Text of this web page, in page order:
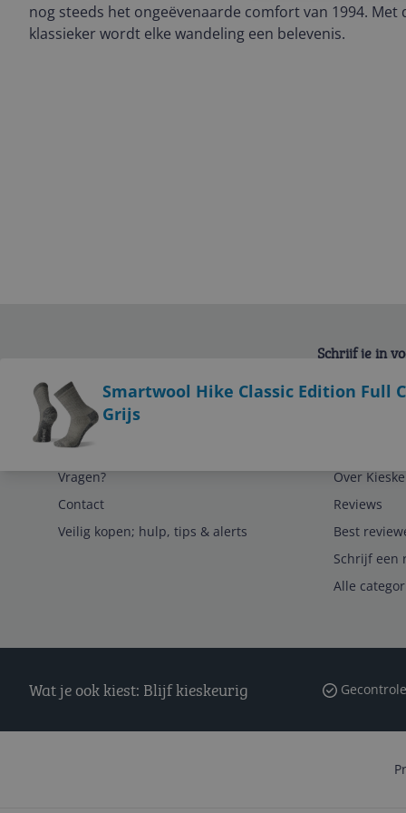
nog steeds het ongeëvenaarde comfort van 1994. Met
klassieker wordt elke wandeling een belevenis.
Smartwool Hike Classic Edition Full
Grijs
Schrijf je in
Service
Vragen?
Contact
Veilig kopen; hulp, tips & alerts
Over
Reviews
Best
Schrijf een
Alle
Wat je ook kiest: Blijf kieskeurig